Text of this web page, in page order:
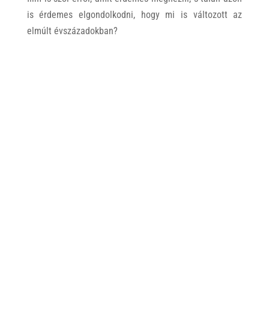
is érdemes elgondolkodni, hogy mi is változott az
elmúlt évszázadokban?